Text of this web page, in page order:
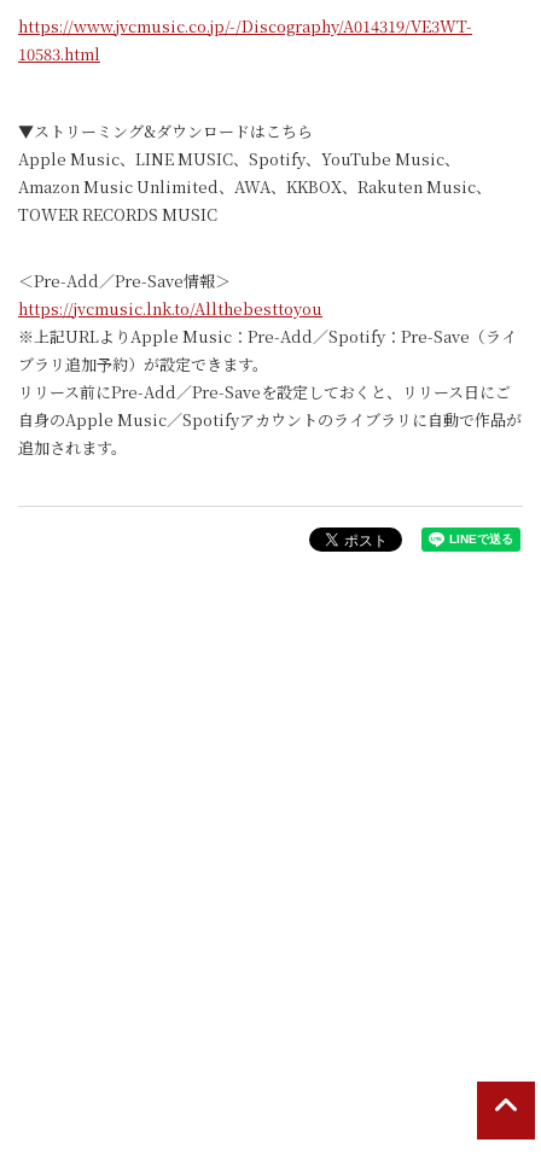
https://www.jvcmusic.co.jp/-/Discography/A014319/VE3WT-
10583.html
▼ストリーミング&ダウンロードはこちら
Apple Music、LINE MUSIC、Spotify、YouTube Music、
Amazon Music Unlimited、AWA、KKBOX、Rakuten Music、
TOWER RECORDS MUSIC
＜Pre-Add／Pre-Save情報＞
https://jvcmusic.lnk.to/Allthebesttoyou
※上記URLよりApple Music：Pre-Add／Spotify：Pre-Save（ライ
ブラリ追加予約）が設定できます。
リリース前にPre-Add／Pre-Saveを設定しておくと、リリース日にご
自身のApple Music／Spotifyアカウントのライブラリに自動で作品が
追加されます。